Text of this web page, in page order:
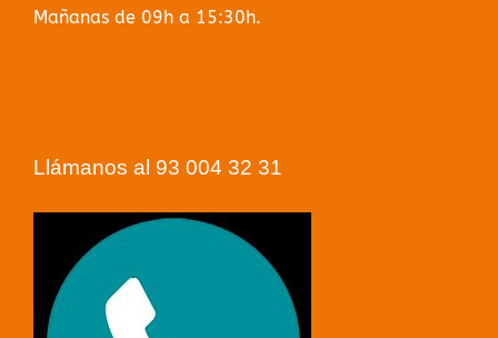
Mañanas de 09h a 15:30h.
Llámanos al 93 004 32 31